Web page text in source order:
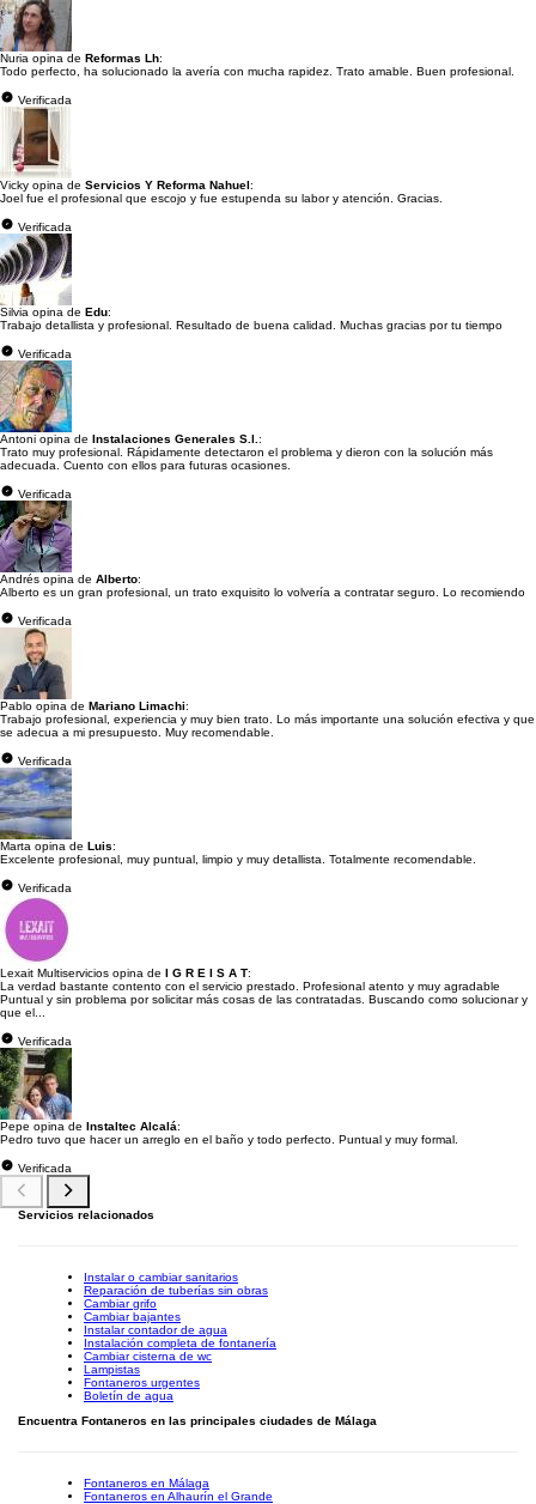
Nuria opina de Reformas Lh:
Todo perfecto, ha solucionado la avería con mucha rapidez. Trato amable. Buen profesional.
Verificada
Vicky opina de Servicios Y Reforma Nahuel:
Joel fue el profesional que escojo y fue estupenda su labor y atención. Gracias.
Verificada
Silvia opina de Edu:
Trabajo detallista y profesional. Resultado de buena calidad. Muchas gracias por tu tiempo
Verificada
Antoni opina de Instalaciones Generales S.l. :
Trato muy profesional. Rápidamente detectaron el problema y dieron con la solución más
adecuada. Cuento con ellos para futuras ocasiones.
Verificada
Andrés opina de Alberto:
Alberto es un gran profesional, un trato exquisito lo volvería a contratar seguro. Lo recomiendo
Verificada
Pablo opina de Mariano Limachi:
Trabajo profesional, experiencia y muy bien trato. Lo más importante una solución efectiva y que
se adecua a mi presupuesto. Muy recomendable.
Verificada
Marta opina de Luis:
Excelente profesional, muy puntual, limpio y muy detallista. Totalmente recomendable.
Verificada
Lexait Multiservicios opina de I G R E I S A T:
La verdad bastante contento con el servicio prestado. Profesional atento y muy agradable
Puntual y sin problema por solicitar más cosas de las contratadas. Buscando como solucionar y
que el...
Verificada
Pepe opina de Instaltec Alcalá:
Pedro tuvo que hacer un arreglo en el baño y todo perfecto. Puntual y muy formal.
Verificada
Servicios relacionados
Instalar o cambiar sanitarios
Reparación de tuberías sin obras
Cambiar grifo
Cambiar bajantes
Instalar contador de agua
Instalación completa de fontanería
Cambiar cisterna de wc
Lampistas
Fontaneros urgentes
Boletín de agua
Encuentra Fontaneros en las principales ciudades de Málaga
Fontaneros en Málaga
Fontaneros en Alhaurín el Grande